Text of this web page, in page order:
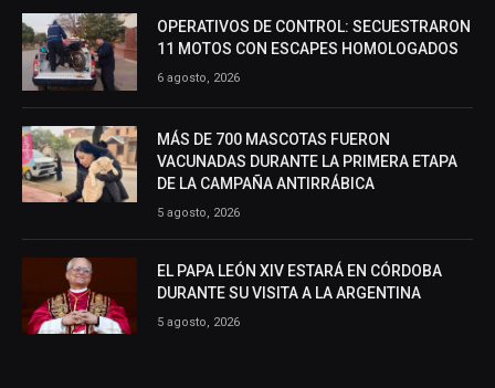
OPERATIVOS DE CONTROL: SECUESTRARON
11 MOTOS CON ESCAPES HOMOLOGADOS
6 agosto, 2026
MÁS DE 700 MASCOTAS FUERON
VACUNADAS DURANTE LA PRIMERA ETAPA
DE LA CAMPAÑA ANTIRRÁBICA
5 agosto, 2026
EL PAPA LEÓN XIV ESTARÁ EN CÓRDOBA
DURANTE SU VISITA A LA ARGENTINA
5 agosto, 2026